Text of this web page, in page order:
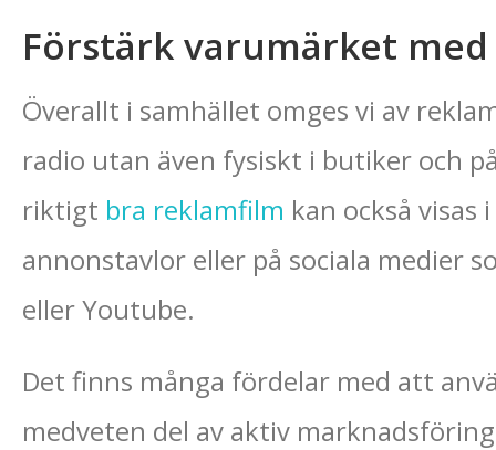
Förstärk varumärket
Överallt i samhället omges vi av
radio utan även fysiskt i butiker och
riktigt bra reklamfilm kan också
annonstavlor eller på sociala medier
eller Youtube.
Det finns många fördelar med att
medveten del av aktiv